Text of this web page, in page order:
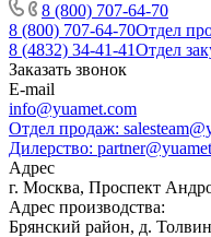
8 (800) 707-64-70
8 (800) 707-64-70Отдел
8 (4832) 34-41-41Отдел
Заказать звонок
E-mail
info@yuamet.com
Отдел продаж:
Дилерство:
Адрес
г. Москва, Проспект
Адрес производства:
Брянский район, д.